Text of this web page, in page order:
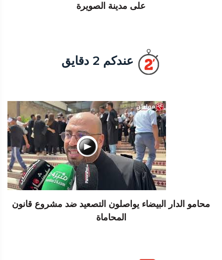
على مدينة الصويرة
عندكم 2 دقايق
محامو الدار البيضاء يواصلون التصعيد ضد مشروع قانون
المحاماة